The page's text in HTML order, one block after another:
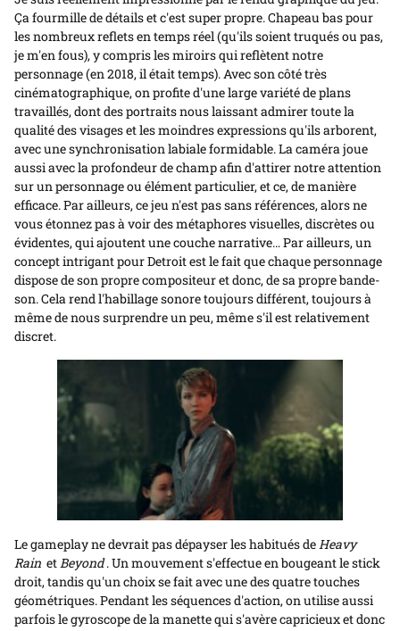
Ça fourmille de détails et c'est super propre. Chapeau bas pour
les nombreux reflets en temps réel (qu'ils soient truqués ou pas,
je m'en fous), y compris les miroirs qui reflètent notre
personnage (en 2018, il était temps). Avec son côté très
cinématographique, on profite d'une large variété de plans
travaillés, dont des portraits nous laissant admirer toute la
qualité des visages et les moindres expressions qu'ils arborent,
avec une synchronisation labiale formidable. La caméra joue
aussi avec la profondeur de champ afin d'attirer notre attention
sur un personnage ou élément particulier, et ce, de manière
efficace. Par ailleurs, ce jeu n'est pas sans références, alors ne
vous étonnez pas à voir des métaphores visuelles, discrètes ou
évidentes, qui ajoutent une couche narrative… Par ailleurs, un
concept intrigant pour Detroit est le fait que chaque personnage
dispose de son propre compositeur et donc, de sa propre bande-
son. Cela rend l'habillage sonore toujours différent, toujours à
même de nous surprendre un peu, même s'il est relativement
discret.
Le gameplay ne devrait pas dépayser les habitués deHeavy
Rain etBeyond. Un mouvement s'effectue en bougeant le stick
droit, tandis qu'un choix se fait avec une des quatre touches
géométriques. Pendant les séquences d'action, on utilise aussi
parfois le gyroscope de la manette qui s'avère capricieux et donc